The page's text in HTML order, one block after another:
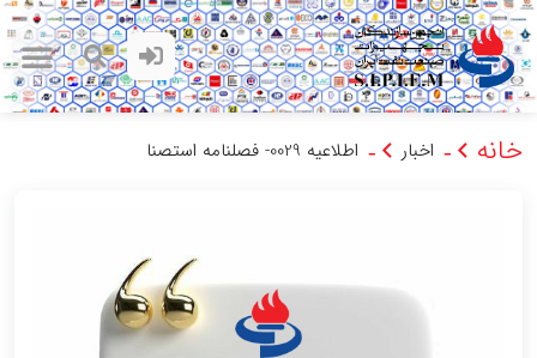
خانه - اخبار - اطلاعیه 0029- فصلنامه استصنا